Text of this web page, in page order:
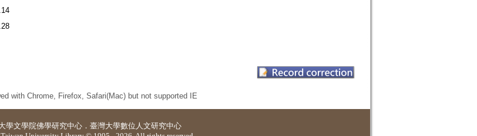
with Chrome, Firefox, Safari(Mac) but not supported IE
學文學院佛學研究中心 ． 臺灣大學數位人文研究中心